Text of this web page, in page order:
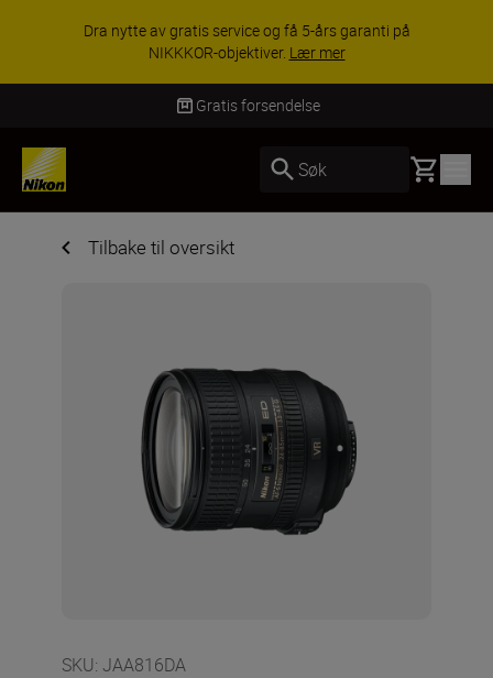
Dra nytte av gratis service og få 5-års garanti på
NIKKKOR-objektiver. Lær mer
Gratis forsendelse
Søk Basket
Tilbake til oversikt
SKU: JAA816DA